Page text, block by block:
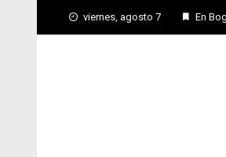
viernes, agosto 7 En